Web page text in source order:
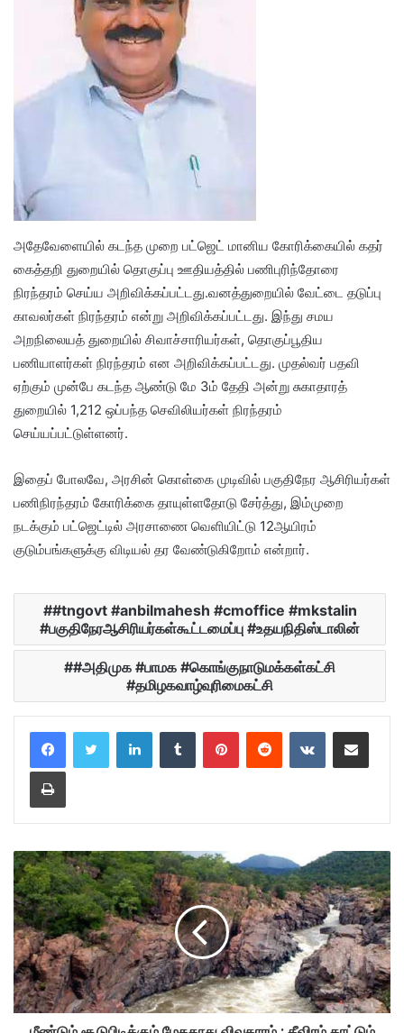
அதேவேளையில் கடந்த முறை பட்ஜெட் மானிய கோரிக்கையில் கதர்
கைத்தறி துறையில் தொகுப்பு ஊதியத்தில் பணிபுரிந்தோரை
நிரந்தரம் செய்ய அறிவிக்கப்பட்டது.வனத்துறையில் வேட்டை தடுப்பு
காவலர்கள் நிரந்தரம் என்று அறிவிக்கப்பட்டது. இந்து சமய
அறநிலையத் துறையில் சிவாச்சாரியர்கள், தொகுப்பூதிய
பணியாளர்கள் நிரந்தரம் என அறிவிக்கப்பட்டது. முதல்வர் பதவி
ஏற்கும் முன்பே கடந்த ஆண்டு மே 3ம் தேதி அன்று சுகாதாரத்
துறையில் 1,212 ஒப்பந்த செவிலியர்கள் நிரந்தரம்
செய்யப்பட்டுள்ளனர்.
இதைப் போலவே, அரசின் கொள்கை முடிவில் பகுதிநேர ஆசிரியர்கள்
பணிநிரந்தரம் கோரிக்கை தாயுள்ளதோடு சேர்த்து, இம்முறை
நடக்கும் பட்ஜெட்டில் அரசாணை வெளியிட்டு 12ஆயிரம்
குடும்பங்களுக்கு விடியல் தர வேண்டுகிறோம் என்றார்.
#tngovt #anbilmahesh #cmoffice #mkstalin
#பகுதிநேரஆசிரியர்கள்கூட்டமைப்பு #உதயநிதிஸ்டாலின்
#அதிமுக #பாமக #கொங்குநாடுமக்கள்கட்சி
#தமிழகவாழ்வுரிமைகட்சி
LinkedInTumblr PinterestReddit VKontakteShare via Email
Print